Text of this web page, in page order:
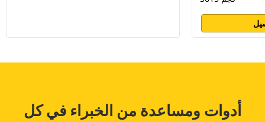
أدوات ومساعدة من الخبراء في كل